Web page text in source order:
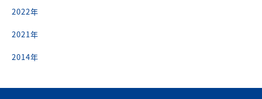
2022年
2021年
2014年